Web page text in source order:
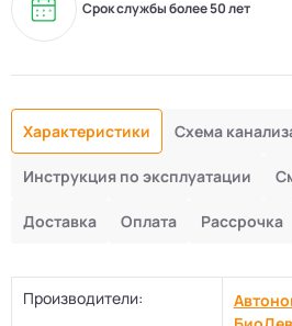
Срок службы более 50 лет
Характеристики Схема
Инструкция по эксплуатации
Доставка Оплата Рассрочка
Производители: